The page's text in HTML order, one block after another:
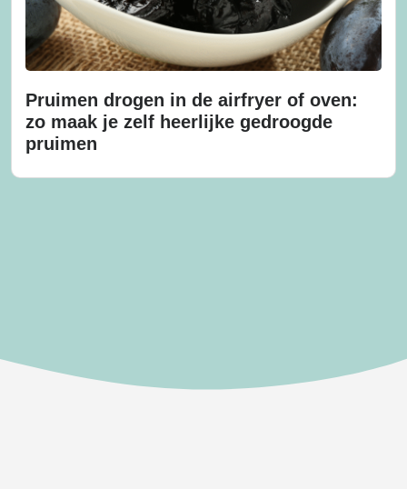
Pruimen drogen in de airfryer of oven:
zo maak je zelf heerlijke gedroogde
pruimen